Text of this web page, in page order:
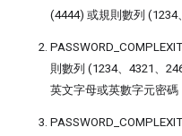
(4444) 或規則數列 (1234
則數列 (1234、4321、
英文字母或英數字元密碼